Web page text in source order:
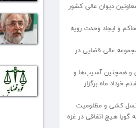
دیوان عالی کشور
و ایجاد وحدت رویه
عالی قضایی در
و همچنین آسیب‌ها و
ماه برگزار
نسل کشی و مظلومیت
هیچ اتفاقی در غزه